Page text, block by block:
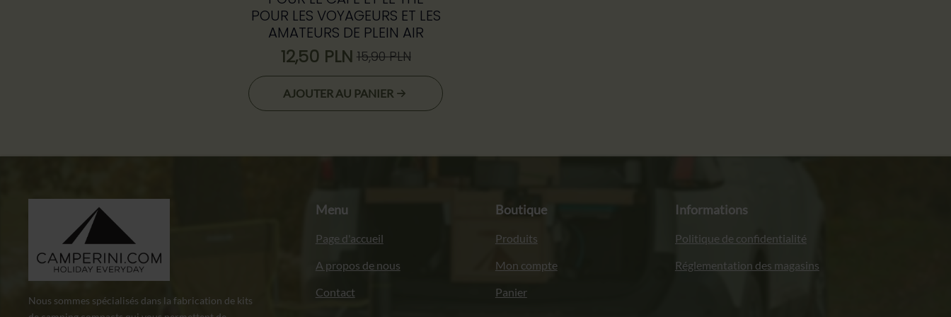
POUR LES VOYAGEURS ET LES
AMATEURS DE PLEIN AIR
15,90PLN
Le
prix
initial
12,50 PLNLe
prix
actuel
AJOUTER AU PANIER
Nous sommes spécialisés dans la fabrication de kits
Menu
Page d'accueil
A propos de nous
Contact
Boutique
Produits
Mon compte
Panier
Informations
Politique de confidentialité
Réglementation des magasins